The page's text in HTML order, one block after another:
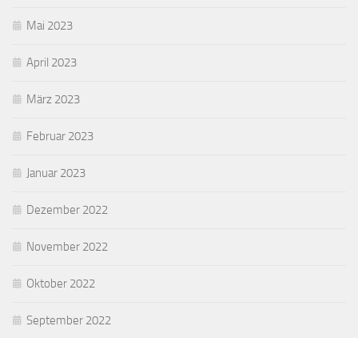
Mai 2023
April 2023
März 2023
Februar 2023
Januar 2023
Dezember 2022
November 2022
Oktober 2022
September 2022